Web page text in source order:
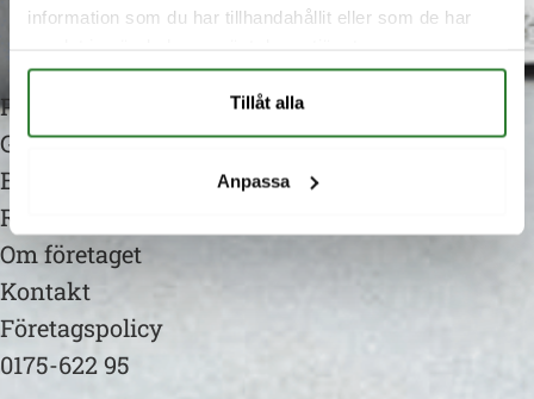
information som du har tillhandahållit eller som de har
Tillåt alla
Anpassa
Beatebergsvägen 6
Produktsortiment
Guider
Broschyrer
Referensobjekt
Om företaget
Kontakt
Företagspolicy
0175-622 95